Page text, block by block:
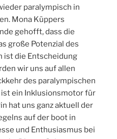
paralympisch in
Mona Küppers
gehofft, dass die
große Potenzial des
ist die Entscheidung
wir uns auf allen
des paralympischen
ein Inklusionsmotor für
hat uns ganz aktuell der
auf der boot in
und Enthusiasmus bei